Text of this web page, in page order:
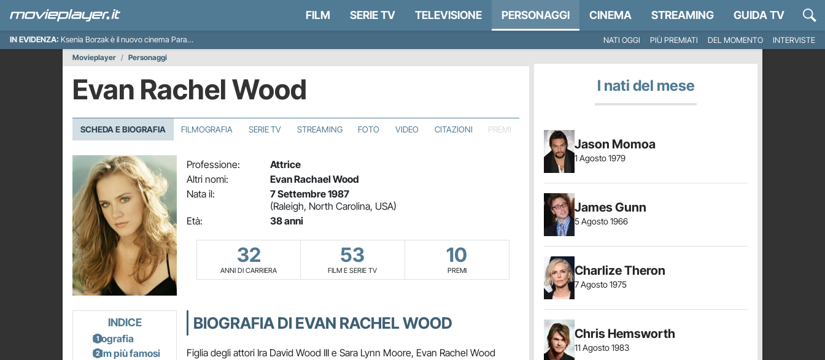
FILM SERIE TV TELEVISIONE PERSONAGGI CINEMA STREAMING GUIDA TV
IN EVIDENZA: Ksenia Borzak è il nuovo cinema Paradiso italiano NATI OGGI PIÙ PREMIATI DEL MOMENTO
INTERVISTE
Movieplayer
Personaggi
Evan Rachel Wood
SCHEDA E BIOGRAFIA FILMOGRAFIA SERIE TV STREAMING FOTO VIDEO CITAZIONI PREMI
Professione:
Attrice
Altri nomi:
Evan Rachael Wood
Nata il:
7 Settembre 1987
(Raleigh, North Carolina, USA)
Età:
38 anni
32
ANNI DI CARRIERA
53
FILM E SERIE TV
10
PREMI
INDICE
Biografia
Film più famosi
BIOGRAFIA DI EVAN RACHEL WOOD
Figlia degli attori Ira David Wood III e Sara Lynn Moore, Evan Rachel Wood
I nati del mese
Jason Momoa
1 Agosto 1979
James Gunn
5 Agosto 1966
Charlize Theron
7 Agosto 1975
Chris Hemsworth
11 Agosto 1983